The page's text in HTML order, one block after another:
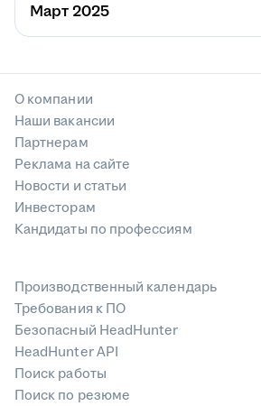
Март 2025
О компании
Наши вакансии
Партнерам
Реклама на сайте
Новости и статьи
Инвесторам
Кандидаты по профессиям
Производственный календарь
Требования к ПО
Безопасный HeadHunter
HeadHunter API
Поиск работы
Поиск по резюме